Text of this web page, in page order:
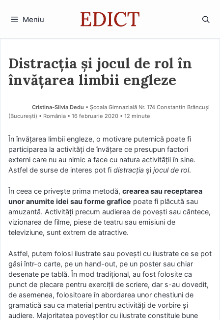
Meniu
Distracția și jocul de rol în
învățarea limbii engleze
Cristina-Silvia Dedu • Școala Gimnazială Nr. 174 Constantin Brâncuși
(Bucureşti) • România
16 februarie 2020 • 12 minute
În învăţarea limbii engleze, o motivare puternică poate fi
participarea la activităţi de învăţare ce presupun factori
externi care nu au nimic a face cu natura activităţii în sine.
Astfel de surse de interes pot fi distracţia şi jocul de rol.
În ceea ce priveşte prima metodă, crearea sau receptarea
unor anumite idei sau forme grafice poate fi plăcută sau
amuzantă. Activităţi precum audierea de poveşti sau cântece,
vizionarea de filme, piese de teatru sau emisiuni de
televiziune, sunt extrem de atractive.
Astfel, putem folosi ilustrate sau poveşti cu ilustrate ce se pot
găsi într-o carte, pe un hand-out, pe un poster sau chiar
desenate pe tablă. În mod tradiţional, au fost folosite ca
punct de plecare pentru exerciţii de scriere, dar s-au dovedit,
de asemenea, folositoare în abordarea unor chestiuni de
gramatică sau ca material pentru activităţi de vorbire şi
audiere. Majoritatea poveştilor cu ilustrate constituie bune